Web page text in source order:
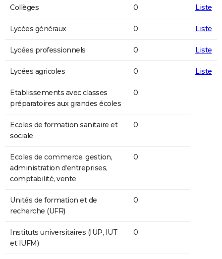
Collèges 0 Liste
Lycées généraux 0 Liste
Lycées professionnels 0 Liste
Lycées agricoles 0 Liste
Etablissements avec classes
préparatoires aux grandes écoles
0
Ecoles de formation sanitaire et
sociale
0
Ecoles de commerce, gestion,
administration d'entreprises,
comptabilité, vente
0
Unités de formation et de
recherche (UFR)
0
Instituts universitaires (IUP, IUT
et IUFM)
0